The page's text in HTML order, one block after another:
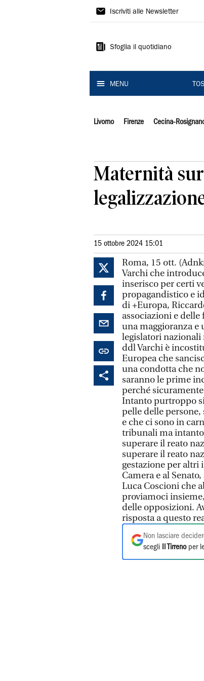
Il
Iscriviti alle Newsletter
Sfoglia il quotidiano
MENU
Livorno Firenze Cecina-
Maternità
15 ottobre 2024 15:01
Roma, 15 ott.
Varchi che
inserisco per certi
propagandistico e
di +Europa,
associazioni e
una maggioranza e
legislatori nazionali
ddl Varchi è
Europea che
una condotta che
saranno le prime
perché
Intanto purtroppo
pelle delle
e che ci sono in
tribunali ma
superare il reato
superare il reato
gestazione per
Camera e al
Luca Coscioni che
proviamoci
delle opposizioni.
risposta a questo
Non lasciare
scegli
Il Tirrenoper